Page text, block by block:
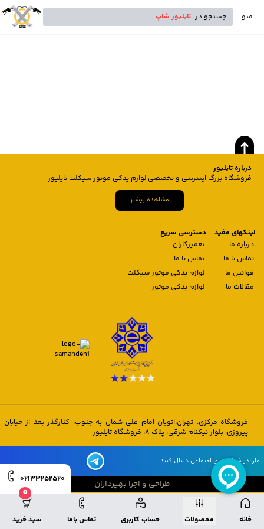
منو جستجو در تایلیور شاپ
خانه محصولات حساب کاربری تماس باما
0
سبد خرید
02133252520
درباره تایلیور
فروشگاه بزرگ اینترنتی و تخصصی لوازم یدکی موتور سیکلت تایلیور
مشاهده بیشتر
لینکهای مفید
درباره ما
تماس با ما
قوانین ما
مقالات ما
دسترسی سریع
تعمیرکاران
تماس با ما
لوازم یدکی موتور سیکلت
لوازم یدکی موتور
فروشگاه مرکزی: تهران،اتوبان امام علی شمال به جنوب، کنارگذر بعد از خیابان
پیروزی، بلوار نیکنام شرقی، پلاک 8، فروشگاه تایلیور
مارا در شبکه های اجتماعی دنبال کنید
طراحی و اجرا بهپردازان
طراحی و اجرا بهپردازان